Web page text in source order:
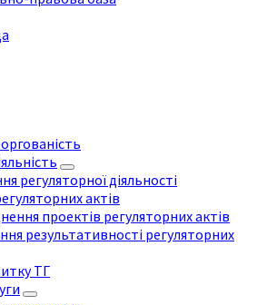
регуляторної діяльності
актів
проектів регуляторних актів
результативності регуляторних
ТГ